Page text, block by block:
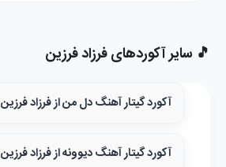
🎵 سایر آکوردهای فرزاد فرزین
آکورد گیتار آهنگ دل من از فرزاد فرزین
آکورد گیتار آهنگ دیوونه از فرزاد فرزین